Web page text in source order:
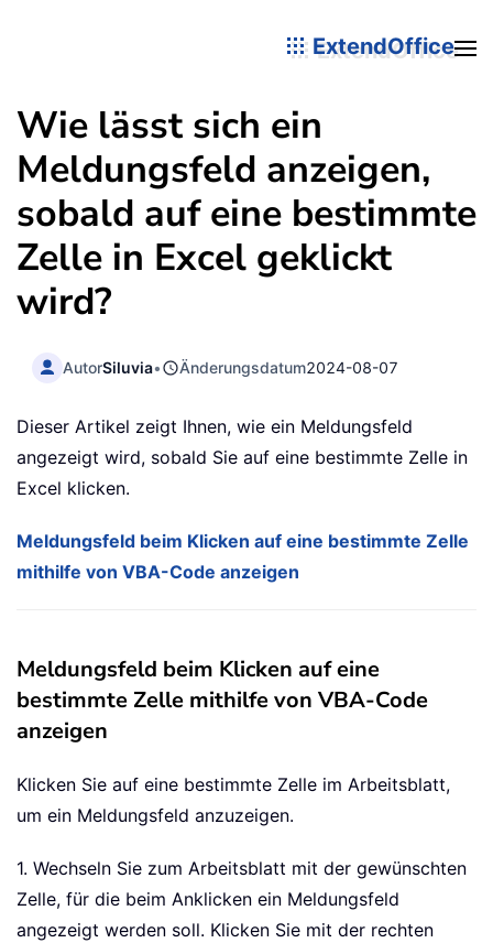
ExtendOffice
Wie lässt sich ein
Meldungsfeld anzeigen,
sobald auf eine bestimmte
Zelle in Excel geklickt
wird?
AutorSiluvia• Änderungsdatum2024-08-07
Dieser Artikel zeigt Ihnen, wie ein Meldungsfeld
angezeigt wird, sobald Sie auf eine bestimmte Zelle in
Excel klicken.
Meldungsfeld beim Klicken auf eine bestimmte Zelle
mithilfe von VBA-Code anzeigen
Meldungsfeld beim Klicken auf eine
bestimmte Zelle mithilfe von VBA-Code
anzeigen
Klicken Sie auf eine bestimmte Zelle im Arbeitsblatt,
um ein Meldungsfeld anzuzeigen.
1. Wechseln Sie zum Arbeitsblatt mit der gewünschten
Zelle, für die beim Anklicken ein Meldungsfeld
angezeigt werden soll. Klicken Sie mit der rechten